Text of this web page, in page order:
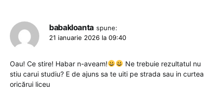
babakloanta spune:
21 ianuarie 2026 la 09:40
Oau! Ce stire! Habar n-aveam!
Ne trebuie rezultatul nu
stiu carui studiu? E de ajuns sa te uiti pe strada sau in curtea
oricărui liceu